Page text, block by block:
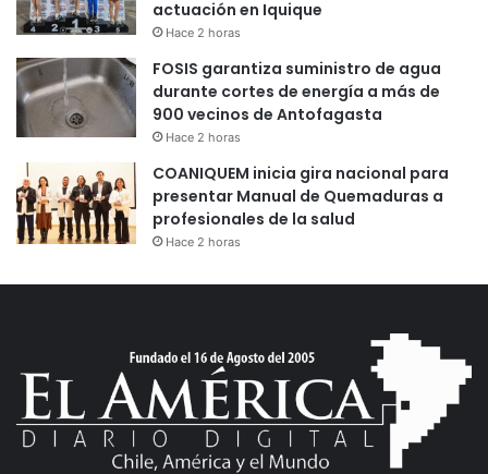
actuación en Iquique
Hace 2 horas
FOSIS garantiza suministro de agua
durante cortes de energía a más de
900 vecinos de Antofagasta
Hace 2 horas
COANIQUEM inicia gira nacional para
presentar Manual de Quemaduras a
profesionales de la salud
Hace 2 horas